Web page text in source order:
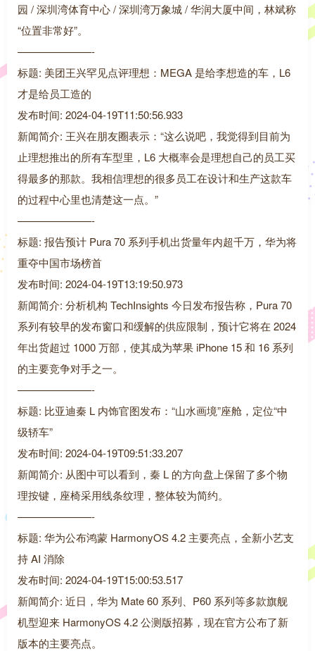
园 / 深圳湾体育中心 / 深圳湾万象城 / 华润大厦中间，林斌称
“位置非常好”。
———————-
标题: 美团王兴罕见点评理想：MEGA 是给李想造的车，L6
才是给员工造的
发布时间: 2024-04-19T11:50:56.933
新闻简介: 王兴在朋友圈表示：“这么说吧，我觉得到目前为
止理想推出的所有车型里，L6 大概率会是理想自己的员工买
得最多的那款。我相信理想的很多员工在设计和生产这款车
的过程中心里也清楚这一点。”
———————-
标题: 报告预计 Pura 70 系列手机出货量年内超千万，华为将
重夺中国市场榜首
发布时间: 2024-04-19T13:19:50.973
新闻简介: 分析机构 TechInsights 今日发布报告称，Pura 70
系列有较早的发布窗口和缓解的供应限制，预计它将在 2024
年出货超过 1000 万部，使其成为苹果 iPhone 15 和 16 系列
的主要竞争对手之一。
———————-
标题: 比亚迪秦 L 内饰官图发布：“山水画境”座舱，定位“中
级轿车”
发布时间: 2024-04-19T09:51:33.207
新闻简介: 从图中可以看到，秦 L 的方向盘上保留了多个物
理按键，座椅采用线条纹理，整体较为简约。
———————-
标题: 华为公布鸿蒙 HarmonyOS 4.2 主要亮点，全新小艺支
持 AI 消除
发布时间: 2024-04-19T15:00:53.517
新闻简介: 近日，华为 Mate 60 系列、P60 系列等多款旗舰
机型迎来 HarmonyOS 4.2 公测版招募，现在官方公布了新
版本的主要亮点。